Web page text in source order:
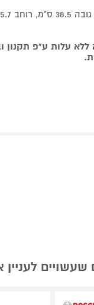
ללא עלות ע"פ תקנון
שעשויים לעניין